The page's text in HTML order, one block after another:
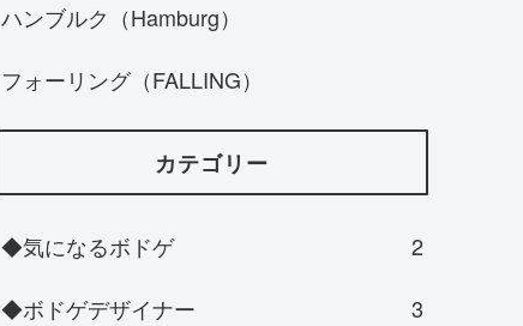
ハンブルク（Hamburg）
フォーリング（FALLING）
カテゴリー
◆気になるボドゲ
2
◆ボドゲデザイナー
3